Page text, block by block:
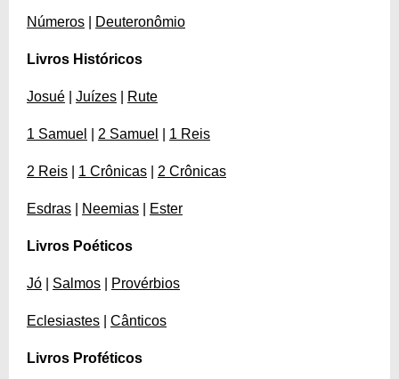
Números Deuteronômio
Livros Históricos
Josué Juízes Rute
1 Samuel 2 Samuel 1 Reis
2 Reis 1 Crônicas 2 Crônicas
Esdras Neemias Ester
Livros Poéticos
Jó Salmos Provérbios
Eclesiastes Cânticos
Livros Proféticos